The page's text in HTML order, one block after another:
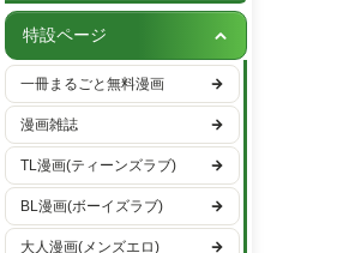
車・バイク
趣味・エンタメ
スポーツ・アウトドア
男性ライフスタイル
国内旅行
海外旅行
青年漫画
女性漫画
ハーレクイン
ヒューマンドラマ
バトル・アクション
ファンタジー・SF
異世界・転生
特設ページ
一冊まるごと無料漫画
漫画雑誌
TL漫画(ティーンズラブ)
BL漫画(ボーイズラブ)
大人漫画(メンズエロ)